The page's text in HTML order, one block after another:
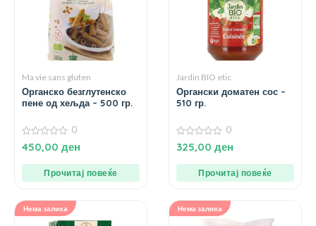
Ma vie sans gluten
Органско безглутенско
пене од хељда – 500 гр.
0
од
0
450,00 ден
Прочитај повеќе
Jardin BIO etic
Органски доматен сос –
510 гр.
0
од
0
325,00 ден
Прочитај повеќе
Нема залиха Нема залиха